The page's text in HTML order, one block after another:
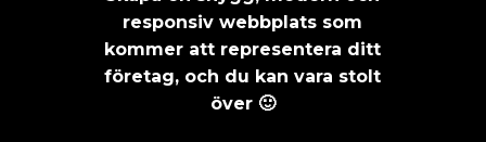
responsiv webbplats som
kommer att representera ditt
företag, och du kan vara stolt
över 🙂